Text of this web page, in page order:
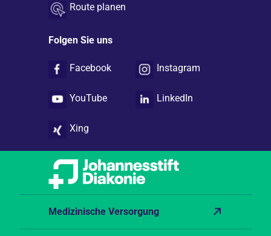
Route planen
Folgen Sie uns
Facebook Instagram
YouTube LinkedIn
Xing
Medizinische Versorgung